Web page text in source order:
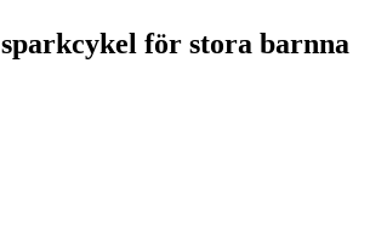
sparkcykel för stora barnna